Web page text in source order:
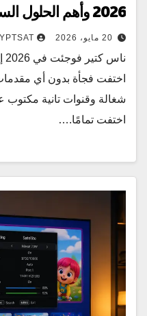
2026 وأهم الحلول السريعة
20 مايو، 2026
اختفت فجأة بدون أي
اختفت تمامًا.…